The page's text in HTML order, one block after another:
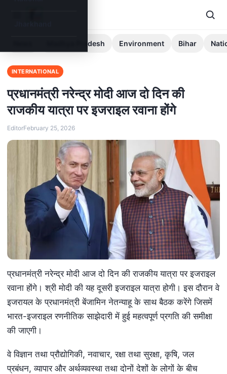
Madhya Pradesh Environment Bihar
INTERNATIONAL
प्रधानमंत्री नरेन्द्र मोदी आज दो दिन की
राजकीय यात्रा पर इजराइल रवाना होंगे
EditorFebruary 25, 2026
प्रधानमंत्री नरेन्द्र मोदी आज दो दिन की राजकीय यात्रा पर इजराइल
रवाना होंगे। श्री मोदी की यह दूसरी इजराइल यात्रा होगी। इस दौरान वे
इजरायल के प्रधानमंत्री बेंजामिन नेतन्याहू के साथ बैठक करेंगे जिसमें
भारत-इजराइल रणनीतिक साझेदारी में हुई महत्वपूर्ण प्रगति की समीक्षा
की जाएगी।
वे विज्ञान तथा प्रौद्योगिकी, नवाचार, रक्षा तथा सुरक्षा, कृषि, जल
प्रबंधन, व्यापार और अर्थव्यवस्था तथा दोनों देशों के लोगों के बीच